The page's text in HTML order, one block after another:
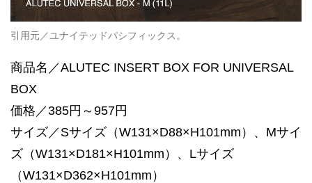
引用元／ユナイテッドパシフィックス。
商品名／ALUTEC INSERT BOX FOR UNIVERSAL
BOX
価格／385円～957円
サイズ／Sサイズ（W131×D88×H101mm）、Mサイ
ズ（W131×D181×H101mm）、Lサイズ
（W131×D362×H101mm）